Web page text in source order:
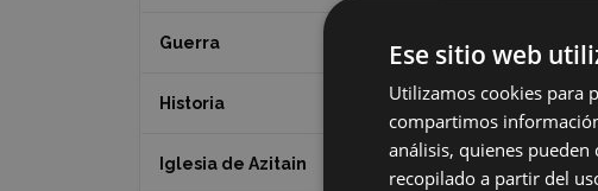
Guerra
Historia
Iglesia de Azitain
Ese sitio web
Utilizamos cookies para
compartimos
análisis, quienes
recopilado a partir del